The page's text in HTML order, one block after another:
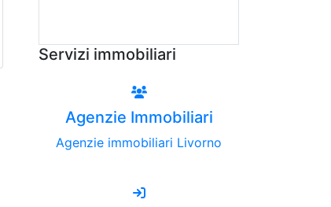
Servizi immobiliari
Agenzie Immobiliari
Agenzie immobiliari Livorno